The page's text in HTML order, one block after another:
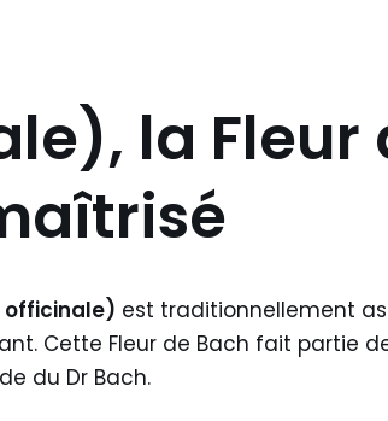
la Fleur
officinale) est traditionnellement
Cette Fleur de Bach fait partie
du Dr Bach.